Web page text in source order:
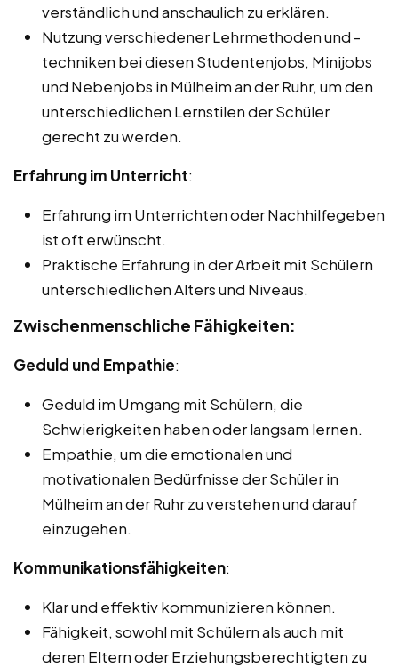
verständlich und anschaulich zu erklären.
Nutzung verschiedener Lehrmethoden und -
techniken bei diesen Studentenjobs, Minijobs
und Nebenjobs in Mülheim an der Ruhr, um den
unterschiedlichen Lernstilen der Schüler
gerecht zu werden.
Erfahrung im Unterricht:
Erfahrung im Unterrichten oder Nachhilfegeben
ist oft erwünscht.
Praktische Erfahrung in der Arbeit mit Schülern
unterschiedlichen Alters und Niveaus.
Zwischenmenschliche Fähigkeiten:
Geduld und Empathie:
Geduld im Umgang mit Schülern, die
Schwierigkeiten haben oder langsam lernen.
Empathie, um die emotionalen und
motivationalen Bedürfnisse der Schüler in
Mülheim an der Ruhr zu verstehen und darauf
einzugehen.
Kommunikationsfähigkeiten:
Klar und effektiv kommunizieren können.
Fähigkeit, sowohl mit Schülern als auch mit
deren Eltern oder Erziehungsberechtigten zu